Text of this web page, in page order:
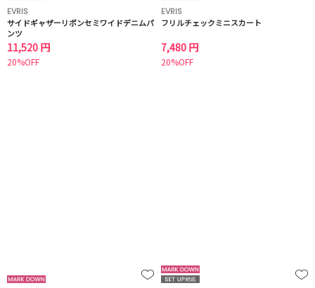
EVRIS
サイドギャザーリボンセミワイドデニムパ
ンツ
11,520 円
20%OFF
EVRIS
フリルチェックミニスカート
7,480 円
20%OFF